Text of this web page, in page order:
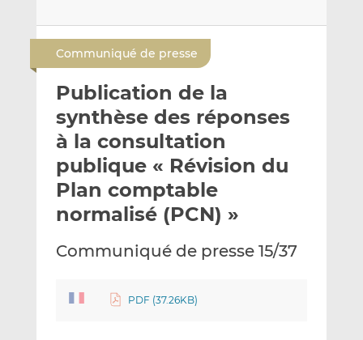
n
v
o
y
e
r
p
a
r
m
i
a
r
t
a
g
e
r
s
u
L
n
e
a
r
t
a
g
e
r
s
u
F
c
b
Communiqué de presse
Publication de la
synthèse des réponses
à la consultation
publique « Révision du
Plan comptable
normalisé (PCN) »
Communiqué de presse 15/37
PDF (37.26KB)